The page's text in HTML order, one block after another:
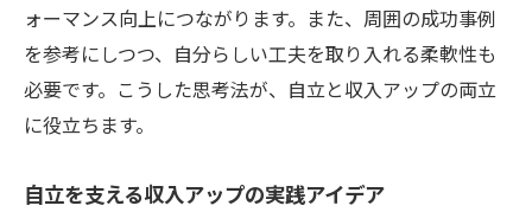
ォーマンス向上につながります。また、周囲の成功事例
を参考にしつつ、自分らしい工夫を取り入れる柔軟性も
必要です。こうした思考法が、自立と収入アップの両立
に役立ちます。
自立を支える収入アップの実践アイデア